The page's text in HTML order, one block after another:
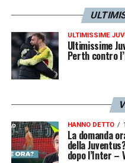
tutto diventa più
inventare troppe
complica, ma i titoli
così: con una rosa
intelligente
LA PLAYLIST DELLE
ULTIMISSIME
Ultimissime
Perth contro
HANNO DETTO
La domanda
della
dopo l’Inter –